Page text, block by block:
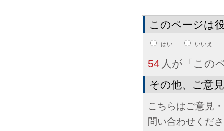
このページは
はい いいえ
54 人が「この
その他、ご意
こちらはご意見
問い合わせくだ